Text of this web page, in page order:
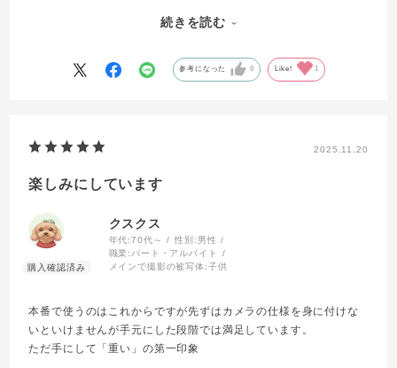
digital inf v1.4ではシャッター回数466回???(数枚撮ってから確
認しました)意味不明です有難う御座います。
でした。
続きを読む
参考になった 0 Like! 1
2025.11.20
楽しみにしています
クスクス
年代:70代～ 性別: 男性
職業: パート・アルバイト
メインで撮影の被写体:子供
本番で使うのはこれからですが先ずはカメラの仕様を身に付けな
いといけませんが手元にした段階では満足しています。
ただ手にして「重い」の第一印象